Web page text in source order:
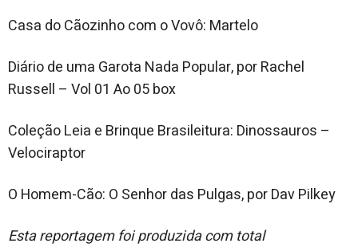
Casa do Cãozinho com o Vovô: Martelo
Diário de uma Garota Nada Popular, por Rachel
Russell – Vol 01 Ao 05 box
Coleção Leia e Brinque Brasileitura: Dinossauros –
Velociraptor
O Homem-Cão: O Senhor das Pulgas, por Dav Pilkey
Esta reportagem foi produzida com total